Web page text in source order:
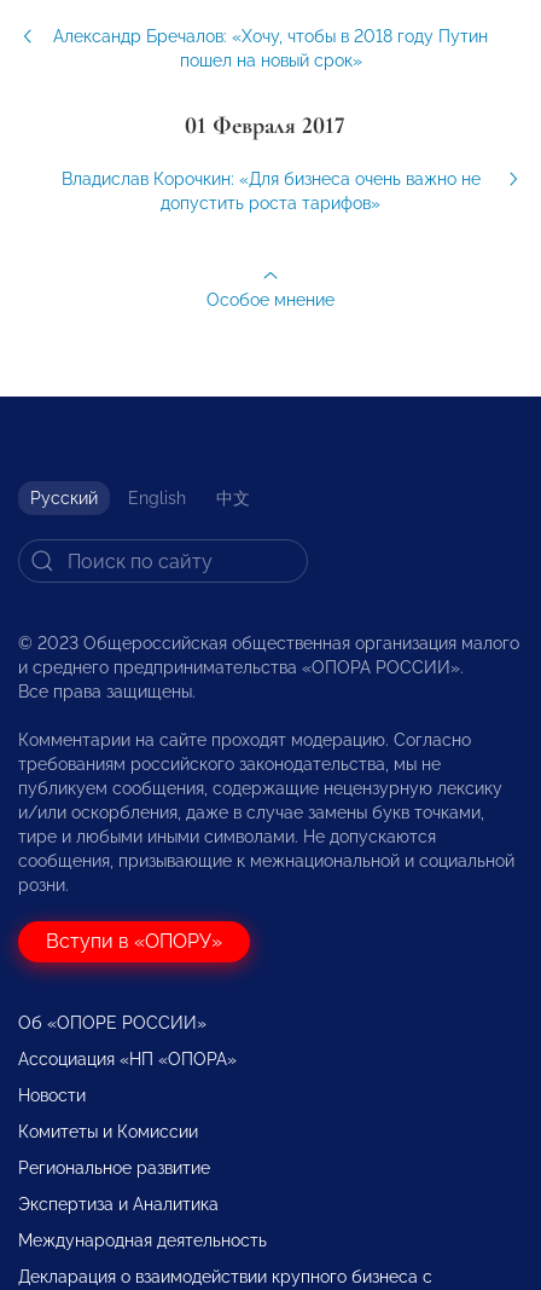
Александр Бречалов: «Хочу, чтобы в 2018 году Путин
пошел на новый срок»
01 Февраля 2017
Владислав Корочкин: «Для бизнеса очень важно не
допустить роста тарифов»
Особое мнение
Русский English 中文
© 2023 Общероссийская общественная организация малого
и среднего предпринимательства «ОПОРА РОССИИ».
Все права защищены.
Комментарии на сайте проходят модерацию. Согласно
требованиям российского законодательства, мы не
публикуем сообщения, содержащие нецензурную лексику
и/или оскорбления, даже в случае замены букв точками,
тире и любыми иными символами. Не допускаются
сообщения, призывающие к межнациональной и социальной
розни.
Вступи в «ОПОРУ»
Об «ОПОРЕ РОССИИ»
Ассоциация «НП «ОПОРА»
Новости
Комитеты и Комиссии
Региональное развитие
Экспертиза и Аналитика
Международная деятельность
Декларация о взаимодействии крупного бизнеса с